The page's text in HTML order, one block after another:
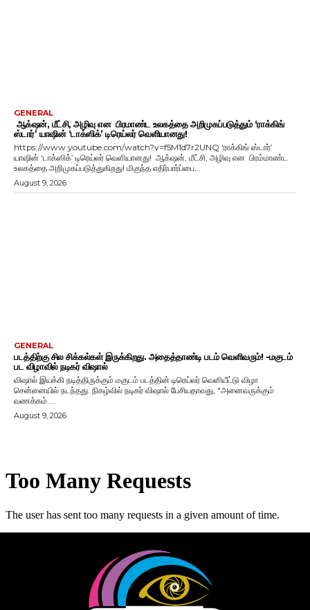
GENERAL
ஆக்‌ஷன், மீட்சி, அழிவு என பிரமாண்ட உலகத்தை அறிமுகப்படுத்தும் ‘ராக்கிங்
ஸ்டார்’ யாஷின் ‘டாக்ஸிக்’ டிரெய்லர் வெளியானது!
https://www.youtube.com/watch?v=f5M1d7r2UNQ ‘ராக்கிங் ஸ்டார்’
யாஷின் ‘டாக்ஸிக்’ டிரெய்லர் வெளியானது! ஆக்‌ஷன், மீட்சி, அழிவு என பிரம்மாண்ட
உலகத்தை அறிமுகப்படுத்துகிறது! மிகுந்த எதிர்பார்ப்பை...
August 9, 2026
GENERAL
படத்திற்கு சில சிக்கல்கள் இருக்கிறது. அதைத்தாண்டி படம் வெளிவரும்! -மகுடம்
பட விழாவில் நடிகர் விஷால்
விஷால் இயக்கி நடித்திருக்கும் மகுடம் படத்தின் டிரெய்லர் வெளியீட்டு விழா
சென்னையில் நடந்தது. நிகழ்வில் நடிகர் விஷால் பேசியதாவது, "அனைவருக்கும்
வணக்கம்....
August 9, 2026